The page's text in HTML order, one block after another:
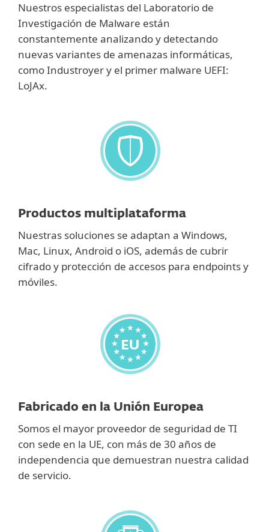
Nuestros especialistas del Laboratorio de
Investigación de Malware están
constantemente analizando y detectando
nuevas variantes de amenazas informáticas,
como Industroyer y el primer malware UEFI:
LoJAx.
Productos multiplataforma
Nuestras soluciones se adaptan a Windows,
Mac, Linux, Android o iOS, además de cubrir
cifrado y protección de accesos para endpoints y
móviles.
Fabricado en la Unión Europea
Somos el mayor proveedor de seguridad de TI
con sede en la UE, con más de 30 años de
independencia que demuestran nuestra calidad
de servicio.